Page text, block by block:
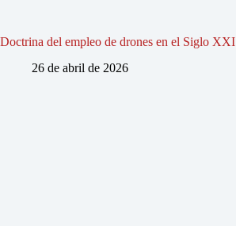
Doctrina del empleo de drones en el Siglo XXI
26 de abril de 2026